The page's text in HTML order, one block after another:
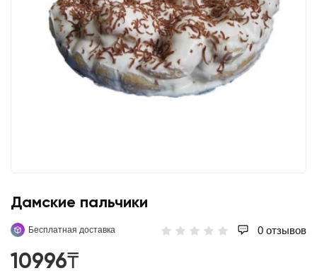
Дамские пальчики
Бесплатная доставка 0 отзывов
10996₸